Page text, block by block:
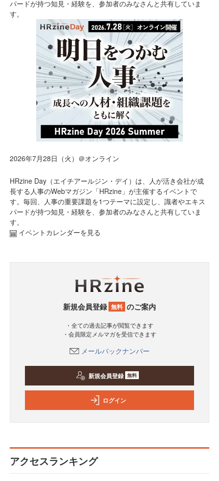
パードが持つ知見・経験を、参加者のみなさんと共有していま
す。
2026年7月28日（火）＠オンライン
HRzine Day（エイチアールジン・デイ）は、人が活き会社が成
長する人事のWebマガジン「HRzine」が主催するイベントで
す。毎回、人事の重要課題を1つテーマに設定し、識者やエキス
パードが持つ知見・経験を、参加者のみなさんと共有していま
す。
イベントカレンダーを見る
新規会員登録 無料 のご案内
・全ての過去記事が閲覧できます
・会員限定メルマガを受信できます
メールバックナンバー
新規会員登録 無料
ログイン
アクセスランキング